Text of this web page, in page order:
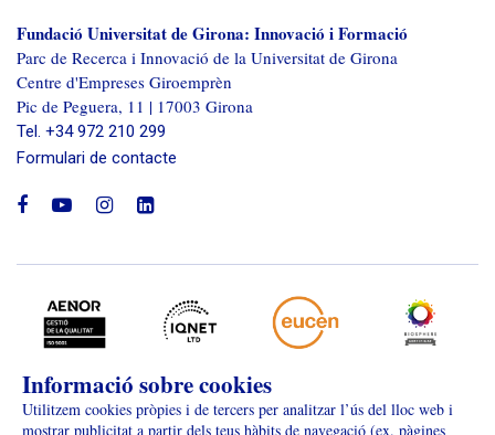
Fundació Universitat de Girona: Innovació i Formació
Parc de Recerca i Innovació de la Universitat de Girona
Centre d'Empreses Giroemprèn
Pic de Peguera, 11 | 17003 Girona
Tel. +34 972 210 299
Formulari de contacte
facebook
youtubeinstagramlinkedin
Avís legal
Protecció de dades
Informació sobre cookies
Utilitzem cookies pròpies i de tercers per analitzar l’ús del lloc web i
mostrar publicitat a partir dels teus hàbits de navegació (ex. pàgines